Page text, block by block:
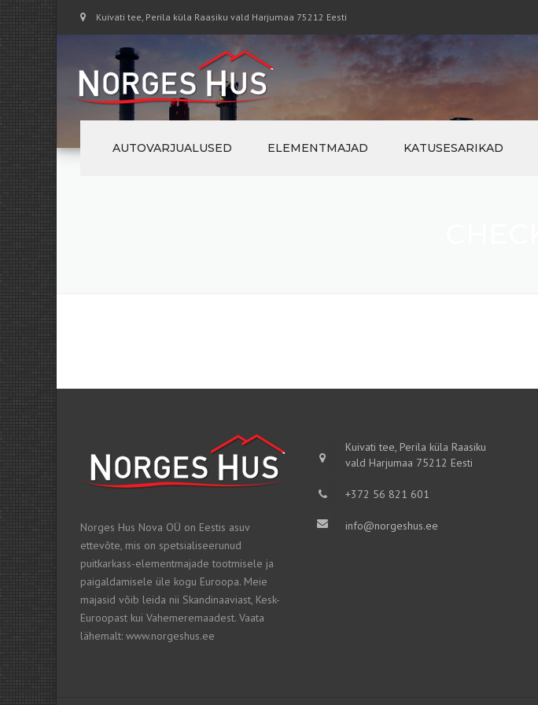
Kuivati tee, Perila küla Raasiku vald Harjumaa 75212 Eesti
AUTOVARJUALUSED ELEMENTMAJAD KATUSESARIKAD
Norges Hus Nova OÜ on Eestis asuv
ettevõte, mis on spetsialiseerunud
puitkarkass-elementmajade tootmisele ja
paigaldamisele üle kogu Euroopa. Meie
majasid võib leida nii Skandinaaviast, Kesk-
Euroopast kui Vahemeremaadest. Vaata
lähemalt: www.norgeshus.ee
Kuivati tee, Perila küla Raasiku
vald Harjumaa 75212 Eesti
+372 56 821 601
info@norgeshus.ee